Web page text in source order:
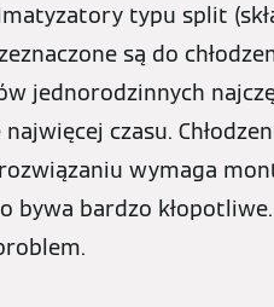
typu split
są do
jednorodzinnych
czasu.
wymaga
bywa bardzo